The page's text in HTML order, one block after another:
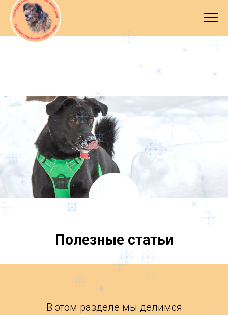
Полезные статьи
В этом разделе мы делимся